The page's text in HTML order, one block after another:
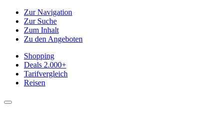
Zur Navigation
Zur Suche
Zum Inhalt
Zu den Angeboten
Shopping
Deals 2.000+
Tarifvergleich
Reisen